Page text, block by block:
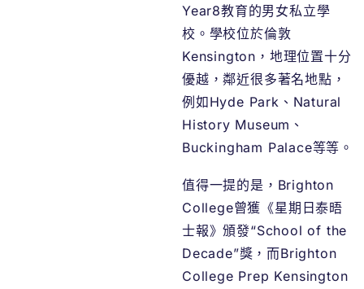
Year8教育的男女私立學
校。學校位於倫敦
Kensington，地理位置十分
優越，鄰近很多著名地點，
例如Hyde Park、Natural
History Museum、
Buckingham Palace等等。
值得一提的是，Brighton
College曾獲《星期日泰晤
士報》頒發“School of the
Decade”獎，而Brighton
College Prep Kensington